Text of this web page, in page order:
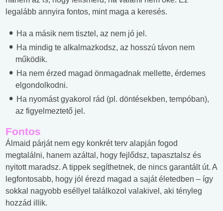
legalább annyira fontos, mint maga a keresés.
Ha a másik nem tisztel, az nem jó jel.
Ha mindig te alkalmazkodsz, az hosszú távon nem
működik.
Ha nem érzed magad önmagadnak mellette, érdemes
elgondolkodni.
Ha nyomást gyakorol rád (pl. döntésekben, tempóban),
az figyelmeztető jel.
Fontos
Álmaid párját nem egy konkrét terv alapján fogod
megtalálni, hanem azáltal, hogy fejlődsz, tapasztalsz és
nyitott maradsz. A tippek segíthetnek, de nincs garantált út. A
legfontosabb, hogy jól érezd magad a saját életedben – így
sokkal nagyobb eséllyel találkozol valakivel, aki tényleg
hozzád illik.